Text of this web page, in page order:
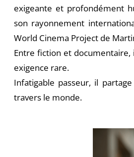
exigeante et profondément
son rayonnement
World Cinema Project de
Entre fiction et
exigence rare.
Infatigable passeur, il
travers le monde.